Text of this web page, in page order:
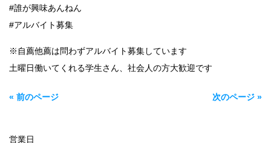
#誰が興味あんねん
#アルバイト募集
※自薦他薦は問わずアルバイト募集しています
土曜日働いてくれる学生さん、社会人の方大歓迎です
« 前のページ 次のページ »
営業日